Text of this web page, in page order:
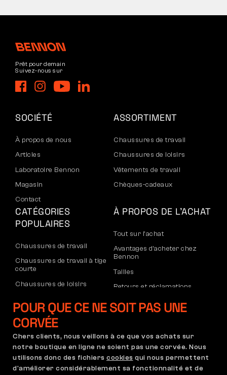
Prêt pour demain
Suivez-nous sur
SOCIÉTÉ
À propos de nous
Articles
Laboratoire Bennon
Magasin
Contact
ASSORTIMENT
Chaussures de travail
Chaussures de loisirs
Vêtements de travail
Chèques-cadeaux
CATÉGORIES
POPULAIRES
Chaussures de travail
Chaussures de travail à tige
courte
Chaussures de loisirs
cheville
Pantalons
Sweatshirts
À PROPOS DE L’ACHAT
Tout sur l’achat
Avantages d’acheter chez
Bennon
Tailles
Retours et réclamations
Transport et paiement
Réclamations et garantie
POUR QUE CE NE SOIT PAS UNE
CORVÉE
Chers clients, nous veillons à ce que vos achats sur
notre boutique en ligne ne soient pas une corvée. Nous
utilisons donc des fichiers cookies qui nous permettent
d'améliorer considérablement sa fonctionnalité et de